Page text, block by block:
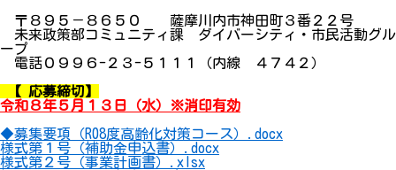
〒８９５－８６５０ 薩摩川内市神田町３番２２号
未来政策部コミュニティ課 ダイバーシティ・市民活動グル
ープ
電話０９９６-２３-５１１１（内線 ４７４２）
【 応募締切】
令和８年５月１３日（水）※消印有効
◆募集要項（R08度高齢化対策コース）.docx
様式第１号（補助金申込書）.docx
様式第２号（事業計画書）.xlsx